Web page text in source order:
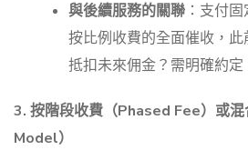
與後續服務的關聯 ：支付
按比例收費的全面催收，
抵扣未來佣金？需明確約定
3. 按階段收費（Phased Fee）或
Model）